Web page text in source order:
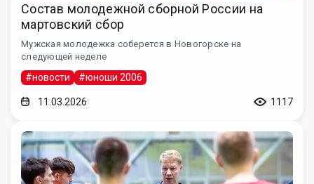
Состав молодежной сборной России на
мартовский сбор
Мужская молодежка соберется в Новогорске на
следующей неделе
#новости #юноши 2006
11.03.2026 1117